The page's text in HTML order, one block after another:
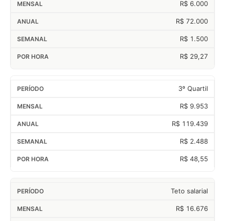
R$ 6.000
R$ 72.000
R$ 1.500
R$ 29,27
3º Quartil
R$ 9.953
R$ 119.439
R$ 2.488
R$ 48,55
Teto salarial
R$ 16.676